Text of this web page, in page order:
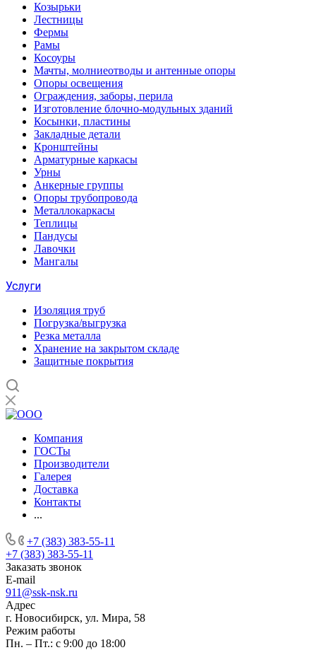
Козырьки
Лестницы
Фермы
Рамы
Косоуры
Мачты, молниеотводы и антенные опоры
Опоры освещения
Ограждения, заборы, перила
Изготовление блочно-модульных зданий
Косынки, пластины
Закладные детали
Кронштейны
Арматурные каркасы
Урны
Анкерные группы
Опоры трубопровода
Металлокаркасы
Теплицы
Пандусы
Лавочки
Мангалы
Услуги
Изоляция труб
Погрузка/выгрузка
Резка металла
Хранение на закрытом складе
Защитные покрытия
Компания
ГОСТы
Производители
Галерея
Доставка
Контакты
...
+7 (383) 383-55-11
+7 (383) 383-55-11
Заказать звонок
E-mail
911@ssk-nsk.ru
Адрес
г. Новосибирск, ул. Мира, 58
Режим работы
Пн. – Пт.: с 9:00 до 18:00